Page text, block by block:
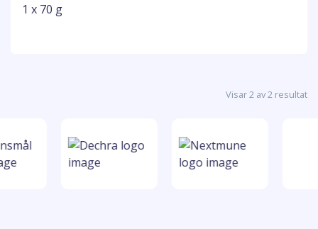
1 x 70 g
Visar 2 av 2 resultat